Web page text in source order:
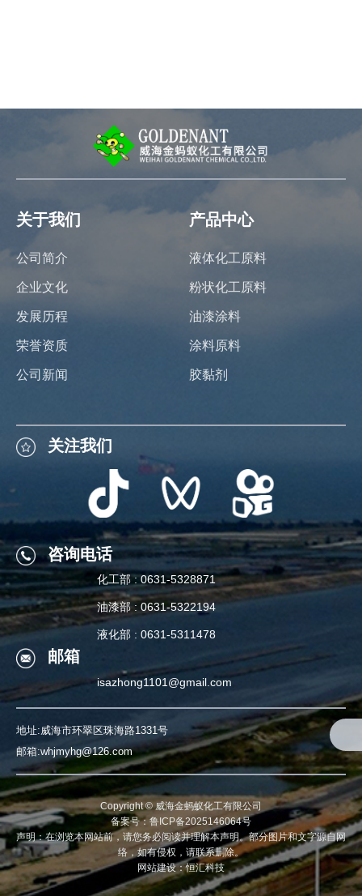
关注我们
咨询电话
化工部 : 0631-5328871
油漆部 : 0631-5322194
液化部 : 0631-5311478
关于我们
公司简介
企业文化
发展历程
荣誉资质
公司新闻
产品中心
液体化工原料
粉状化工原料
油漆涂料
涂料原料
胶黏剂
关注我们
咨询电话
化工部 : 0631-5328871
油漆部 : 0631-5322194
液化部 : 0631-5311478
邮箱
isazhong1101@gmail.com
地址:威海市环翠区珠海路1331号
邮箱:whjmyhg@126.com
Copyright ©威海金蚂蚁化工有限公司
备案号：鲁ICP备2025146064号
声明：在浏览本网站前，请您务必阅读并理解本声明。部分图片和文字源自网
络，如有侵权，请联系删除。
网站建设：恒汇科技